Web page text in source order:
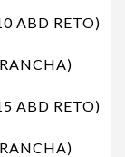
ABD RETO)
ABD RETO)